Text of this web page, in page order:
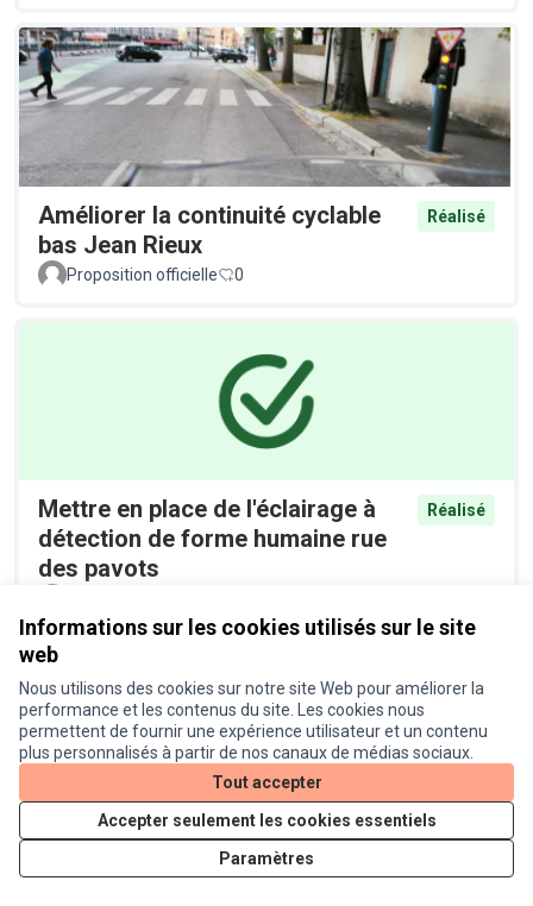
Informations sur les cookies utilisés sur le site
web
Nous utilisons des cookies sur notre site Web pour améliorer la
performance et les contenus du site. Les cookies nous
permettent de fournir une expérience utilisateur et un contenu
plus personnalisés à partir de nos canaux de médias sociaux.
Tout accepter
Accepter seulement les cookies essentiels
Paramètres
Améliorer la continuité cyclable
bas Jean Rieux
Réalisé
Proposition officielle 0
Mettre en place de l'éclairage à
détection de forme humaine rue
des pavots
Réalisé
Installer des racks à vélos devant
les commerces de la route d'Agde